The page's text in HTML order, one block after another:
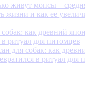
живут мопсы –
жизни и как ее
для собак: как
в ритуал для